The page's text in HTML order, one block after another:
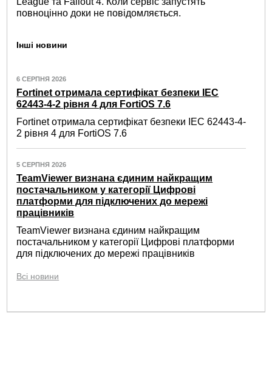
повноцінно доки не повідомляється.
Інші новини
6 СЕРПНЯ 2026
Fortinet отримала сертифікат безпеки IEC
62443-4-2 рівня 4 для FortiOS 7.6
Fortinet отримала сертифікат безпеки IEC 62443-4-
2 рівня 4 для FortiOS 7.6
5 СЕРПНЯ 2026
TeamViewer визнана єдиним найкращим
постачальником у категорії Цифрові
платформи для підключених до мережі
працівників
TeamViewer визнана єдиним найкращим
постачальником у категорії Цифрові платформи
для підключених до мережі працівників
Всі новини